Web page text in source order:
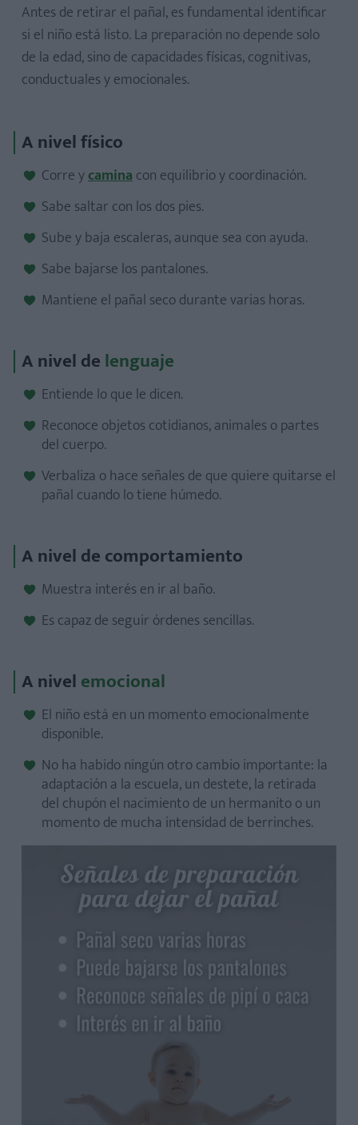
Antes de retirar el pañal, es fundamental identificar
si el niño está listo. La preparación no depende solo
de la edad, sino de capacidades físicas, cognitivas,
conductuales y emocionales.
A nivel físico
Corre ycaminacon equilibrio y coordinación.
Sabe saltar con los dos pies.
Sube y baja escaleras, aunque sea con ayuda.
Sabe bajarse los pantalones.
Mantiene el pañal seco durante varias horas.
A nivel delenguaje
Entiende lo que le dicen.
Reconoce objetos cotidianos, animales o partes
del cuerpo.
Verbaliza o hace señales de que quiere quitarse el
pañal cuando lo tiene húmedo.
A nivel de comportamiento
Muestra interés en ir al baño.
Es capaz de seguir órdenes sencillas.
A nivelemocional
El niño está en un momento emocionalmente
disponible.
No ha habido ningún otro cambio importante: la
adaptación a la escuela, un destete, la retirada
del chupón el nacimiento de un hermanito o un
momento de mucha intensidad de berrinches.